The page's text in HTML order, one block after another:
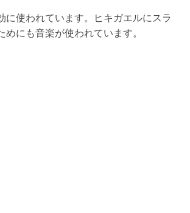
に使われています。ヒキガエルにスラ
めにも音楽が使われています。